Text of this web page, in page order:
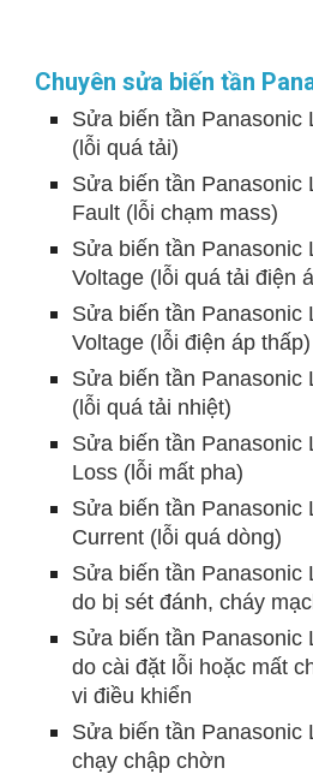
Chuyên sửa biến tần
Sửa biến tần Panasonic
(lỗi quá tải)
Sửa biến tần Panasonic
Fault (lỗi chạm mass)
Sửa biến tần Panasonic
Voltage (lỗi quá tải điện
Sửa biến tần Panasonic
Voltage (lỗi điện áp thấp)
Sửa biến tần Panasonic
(lỗi quá tải nhiệt)
Sửa biến tần Panasonic
Loss (lỗi mất pha)
Sửa biến tần Panasonic
Current (lỗi quá dòng)
Sửa biến tần Panasonic
do bị sét đánh, cháy
Sửa biến tần Panasonic
do cài đặt lỗi hoặc mất
vi điều khiển
Sửa biến tần Panasonic
chạy chập chờn